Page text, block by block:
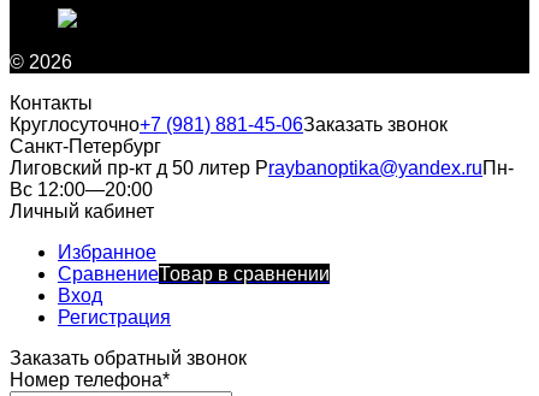
© 2026
Контакты
Круглосуточно+7 (981) 881-45-06Заказать звонок
Санкт-Петербург
Лиговский пр-кт д 50 литер Рraybanoptika@yandex.ruПн-
Вс 12:00—20:00
Личный кабинет
Избранное
СравнениеТовар в сравнении
Вход
Регистрация
Заказать обратный звонок
Номер телефона*